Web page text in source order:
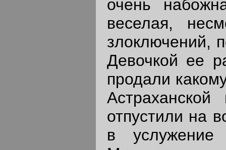
очень
веселая,
злоключений,
Девочкой ее
продали
отпустили на
в